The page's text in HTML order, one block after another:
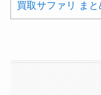
買取サファリ まと